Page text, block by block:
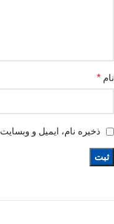
نام *
ذخیره نام، ایمیل و